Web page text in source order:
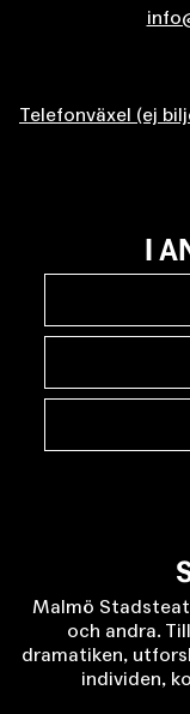
Telefonväxel (ej
Malmö
och andra.
dramatiken,
individen,
I